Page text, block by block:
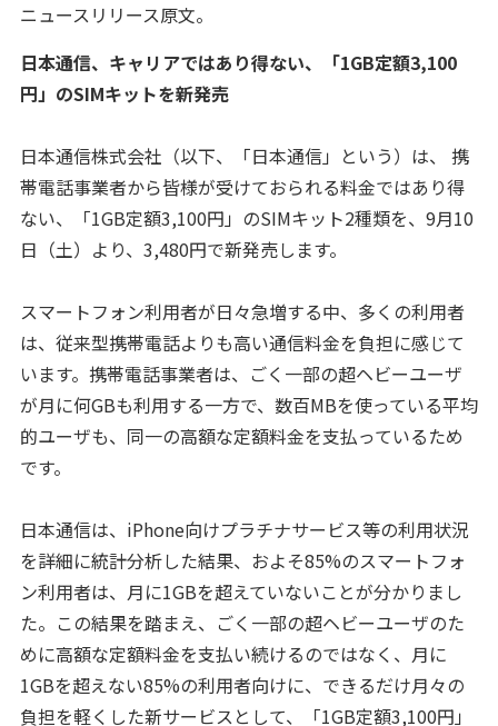
ニュースリリース原文。
日本通信、キャリアではあり得ない、「1GB定額3,100
円」のSIMキットを新発売
日本通信株式会社（以下、「日本通信」という）は、 携
帯電話事業者から皆様が受けておられる料金ではあり得
ない、「1GB定額3,100円」のSIMキット2種類を、9月10
日（土）より、3,480円で新発売します。
スマートフォン利用者が日々急増する中、多くの利用者
は、従来型携帯電話よりも高い通信料金を負担に感じて
います。携帯電話事業者は、ごく一部の超ヘビーユーザ
が月に何GBも利用する一方で、数百MBを使っている平均
的ユーザも、同一の高額な定額料金を支払っているため
です。
日本通信は、iPhone向けプラチナサービス等の利用状況
を詳細に統計分析した結果、およそ85%のスマートフォ
ン利用者は、月に1GBを超えていないことが分かりまし
た。この結果を踏まえ、ごく一部の超ヘビーユーザのた
めに高額な定額料金を支払い続けるのではなく、月に
1GBを超えない85%の利用者向けに、できるだけ月々の
負担を軽くした新サービスとして、「1GB定額3,100円」